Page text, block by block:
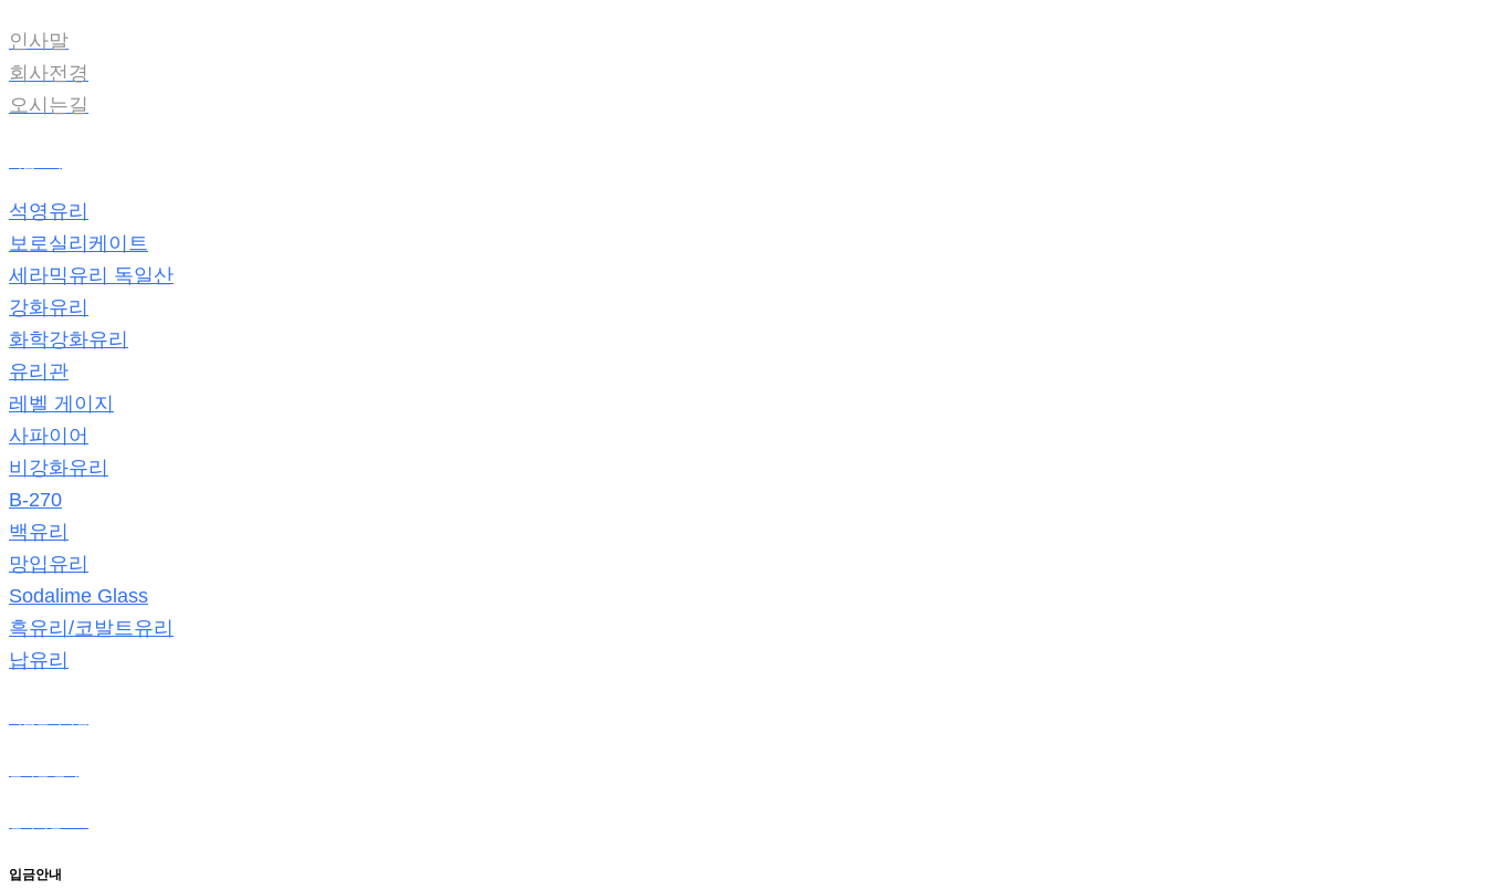
인사말
회사전경
오시는길
석영유리
보로실리케이트
세라믹유리 독일산
강화유리
화학강화유리
유리관
레벨 게이지
사파이어
비강화유리
B-270
백유리
망입유리
Sodalime Glass
흑유리/코발트유리
납유리
입금안내